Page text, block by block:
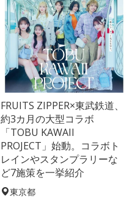
FRUITS ZIPPER×東武鉄道、
約3カ月の大型コラボ
「TOBU KAWAII
PROJECT」始動。コラボト
レインやスタンプラリーな
ど7施策を一挙紹介
東京都